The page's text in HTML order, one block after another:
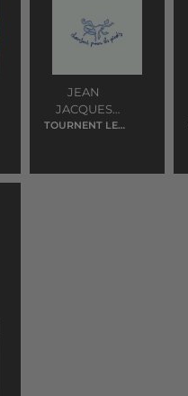
JEAN
JACQUES
GOLDMAN
TOURNENT LES